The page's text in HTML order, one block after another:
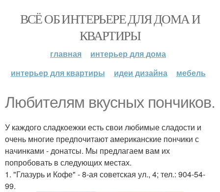
ВСЁ ОБ ИНТЕРЬЕРЕ ДЛЯ ДОМА И
КВАРТИРЫ
главная
интерьер для дома
интерьер для квартиры
идеи дизайна мебель
Любителям вкусных пончиков.
У каждого сладкоежки есть свои любимые сладости и
очень многие предпочитают американские пончики с
начинками - донатсы. Мы предлагаем вам их
попробовать в следующих местах.
1. "Глазурь и Кофе" - 8-ая советская ул., 4; тел.: 904-54-
99.